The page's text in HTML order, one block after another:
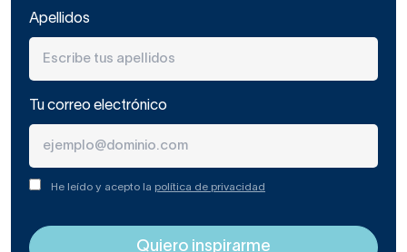
Apellidos
Tu correo electrónico
He leído y acepto la política de privacidad